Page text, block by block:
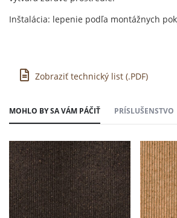
Inštalácia: lepenie podľa montážnych
Zobraziť technický list (.PDF)
MOHLO BY SA VÁM PÁČIŤ PRÍSLUŠENSTVO